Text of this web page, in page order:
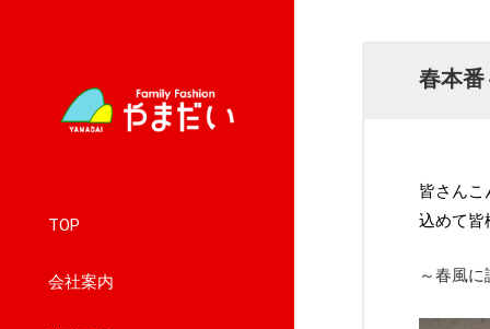
TOP
会社案内
春本
皆さんこ
込めて皆
～春風